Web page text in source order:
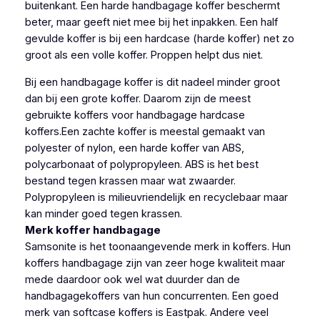
buitenkant. Een harde handbagage koffer beschermt
beter, maar geeft niet mee bij het inpakken. Een half
gevulde koffer is bij een hardcase (harde koffer) net zo
groot als een volle koffer. Proppen helpt dus niet.
Bij een handbagage koffer is dit nadeel minder groot
dan bij een grote koffer. Daarom zijn de meest
gebruikte koffers voor handbagage hardcase
koffers.Een zachte koffer is meestal gemaakt van
polyester of nylon, een harde koffer van ABS,
polycarbonaat of polypropyleen. ABS is het best
bestand tegen krassen maar wat zwaarder.
Polypropyleen is milieuvriendelijk en recyclebaar maar
kan minder goed tegen krassen.
Merk koffer handbagage
Samsonite is het toonaangevende merk in koffers. Hun
koffers handbagage zijn van zeer hoge kwaliteit maar
mede daardoor ook wel wat duurder dan de
handbagagekoffers van hun concurrenten. Een goed
merk van softcase koffers is Eastpak. Andere veel